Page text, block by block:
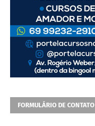
FORMULÁRIO DE CONTATO